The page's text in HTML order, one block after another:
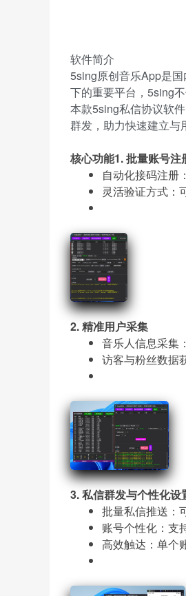
软件简介​
5sing原创音乐App是
下的重要平台，5sing
本款5sing私信协议软
群发，助力快速建立与
核心功能1. 批量账号注
自动化接码注册
灵活验证方式：
2. 精准用户采集
音乐人信息采集
访客与粉丝数据
3. 私信群发与个性化设
批量私信推送：
账号个性化：支
高效触达：单个